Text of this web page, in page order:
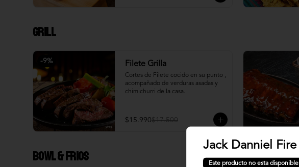
Grill
-9% Filete Grilla
Cortes de Filete cocido en su punto ,
acompañado de verduras asadas y
chimichurri de la casa.
$15.990$17.500
Bowl & frios
Jack Danniel Fire
Este producto no esta disponible